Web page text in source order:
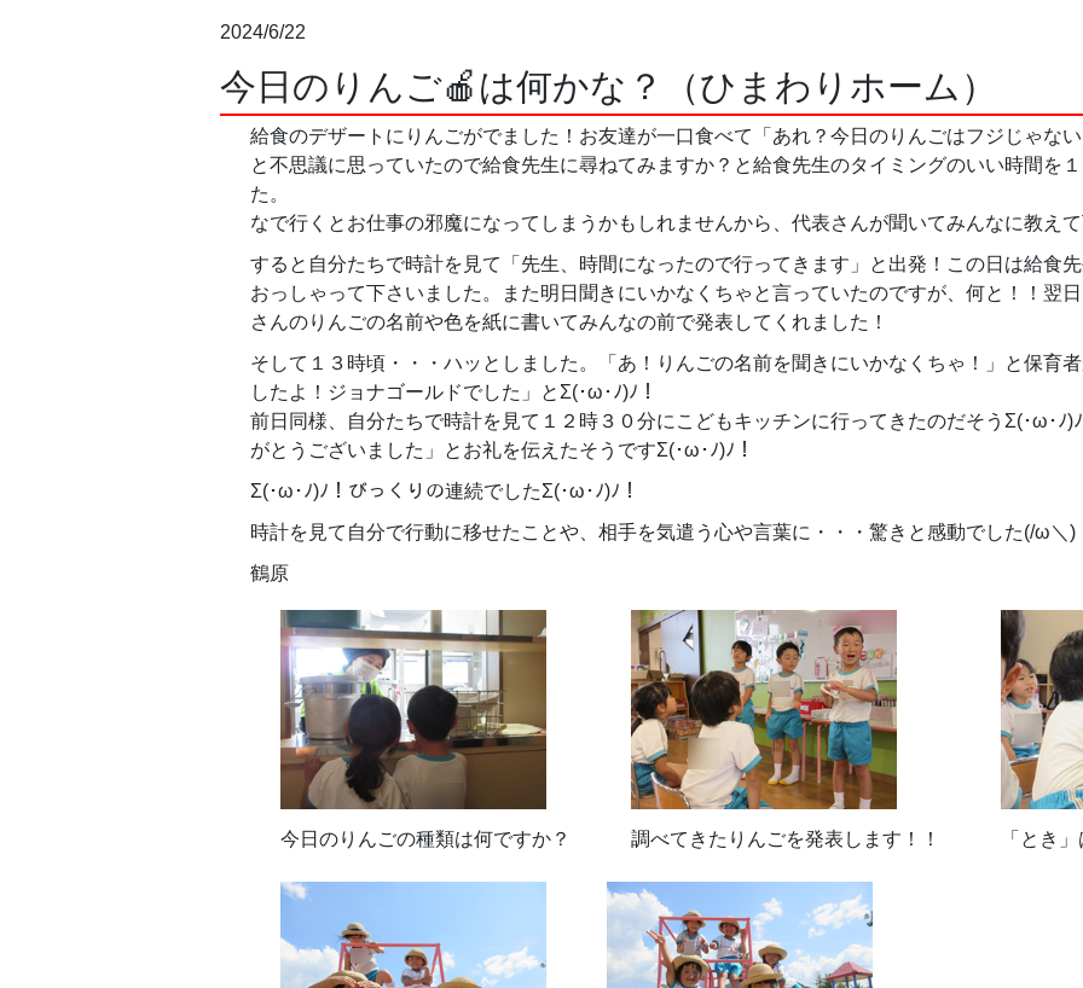
2024/6/22
今日のりんご🍎は何かな？（ひまわりホーム）
給食のデザートにりんごがでました！お友達が一口食べて「あれ？今日のりんごはフジじゃな
と不思議に思っていたので給食先生に尋ねてみますか？と給食先生のタイミングのいい時間を
た。 そして
なで行くとお仕事の邪魔になってしまうかもしれませんから、代表さんが聞いてみんなに教え
すると自分たちで時計を見て「先生、時間になったので行ってきます」と出発！この日は給食
おっしゃって下さいました。また明日聞きにいかなくちゃと言っていたのですが、何と！！翌
さんのりんごの名前や色を紙に書いてみんなの前で発表してくれました！
そして１３時頃・・・ハッとしました。「あ！りんごの名前を聞きにいかなくちゃ！」と保育
したよ！ジョナゴールドでした」
前日同様、自分たちで時計を見て１２時３０分にこどもキッチンに行ってきたのだそうΣ(･ω･ﾉ)
がとうございました」とお礼を伝えたそうですΣ(･ω･ﾉ)ﾉ！
Σ(･ω･ﾉ)ﾉ！びっくりの連続でしたΣ(･ω･ﾉ)ﾉ！
時計を見て自分で行動に移せたことや、相手を気遣う心や言葉に・・・驚きと感動でした(/ω＼)
鶴原
今日のりんごの種類は何ですか？ 調べてきたりんごを発表します！！ 「とき